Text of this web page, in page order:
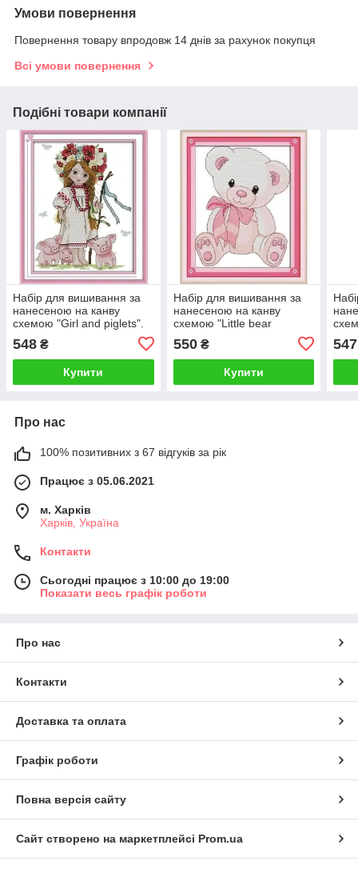
Умови повернення
Повернення товару впродовж 14 днів за рахунок покупця
Всі умови повернення
Подібні товари компанії
Набір для вишивання за
нанесеною на канву
схемою "Girl and piglets".
AIDA 14CT printed, 26*31
см
548 ₴
Купити
Набір для вишивання за
нанесеною на канву
схемою "Little bear
doll".AIDA 14CT printed ,
26*31 см
550₴
Купити
см
547
Про нас
100% позитивних з 67 відгуків за рік
Працює з 05.06.2021
м. Харків
Харків, Україна
Контакти
Сьогодні працює з 10:00 до 19:00
Показати весь графік роботи
Про нас
Контакти
Доставка та оплата
Графік роботи
Повна версія сайту
Сайт створено на маркетплейсі Prom.ua